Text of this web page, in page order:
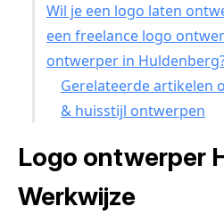
Wil je een logo laten
een freelance logo
ontwerper in
Gerelateerde artikelen
& huisstijl ontwerpen
Logo ontwerper
Werkwijze